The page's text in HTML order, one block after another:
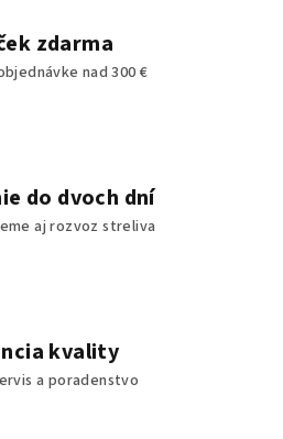
zdarma
nad 300 €
do dvoch dní
aj rozvoz streliva
kvality
a poradenstvo